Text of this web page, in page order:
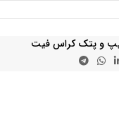
فلیپ و پتک کراس فیت